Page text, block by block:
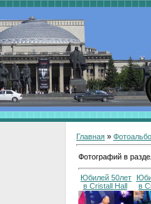
Главная »
Фотографий в
Юбилей 50лет
в Cristall Hall
в